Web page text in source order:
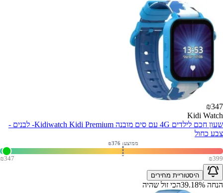
₪347
Kidi Watch
שעון חכם לילדים 4G עם סים מובנה Kidiwatch Kidi Premium- לבנים -
צבע כחול
₪347 ₪399
ממוצע: ₪ 376
היסטוריית מחירים
הנחה 39.18% הכי זול שהיה